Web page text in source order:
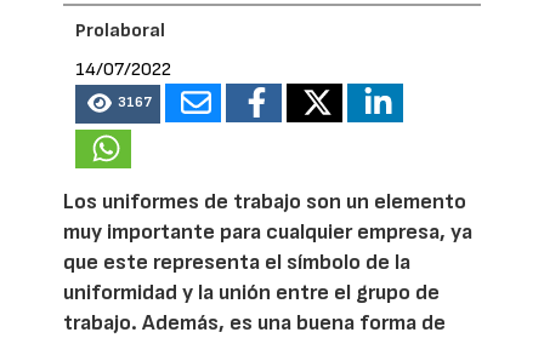
Prolaboral
14/07/2022
3167
Los uniformes de trabajo son un elemento
muy importante para cualquier empresa, ya
que este representa el símbolo de la
uniformidad y la unión entre el grupo de
trabajo. Además, es una buena forma de